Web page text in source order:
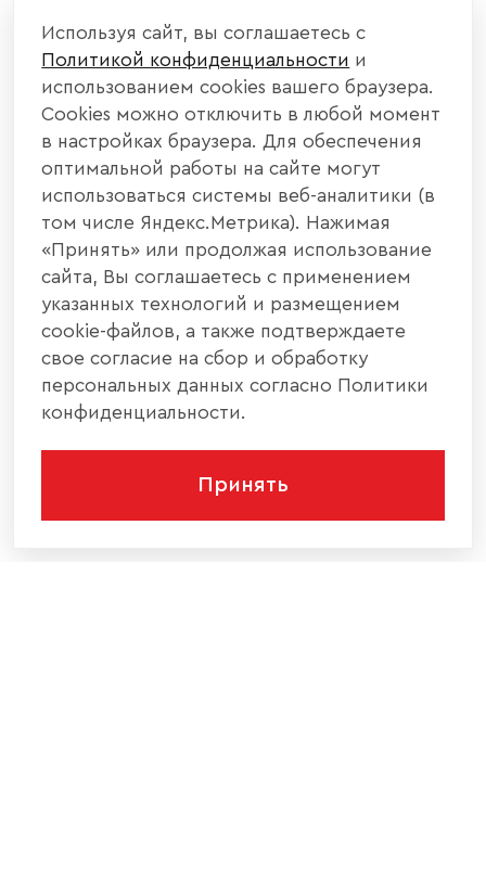
Используя сайт, вы соглашаетесь с
Политикой конфиденциальности и
использованием cookies вашего браузера.
Cookies можно отключить в любой момент
в настройках браузера. Для обеспечения
оптимальной работы на сайте могут
использоваться системы веб-аналитики (в
том числе Яндекс.Метрика). Нажимая
«Принять» или продолжая использование
сайта, Вы соглашаетесь с применением
указанных технологий и размещением
cookie-файлов, а также подтверждаете
свое согласие на сбор и обработку
персональных данных согласно Политики
конфиденциальности.
Принять